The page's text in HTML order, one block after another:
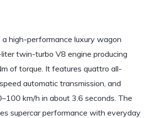
high-performance luxury wagon
twin-turbo V8 engine producing
of torque. It features quattro all-
automatic transmission, and
km/h in about 3.6 seconds. The
supercar performance with everyday